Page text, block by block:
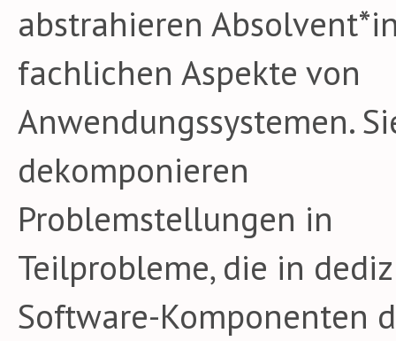
abstrahieren
fachlichen Aspekte von
Anwendungssystemen.
dekomponieren
Problemstellungen in
Teilprobleme, die in
Software-Komponenten